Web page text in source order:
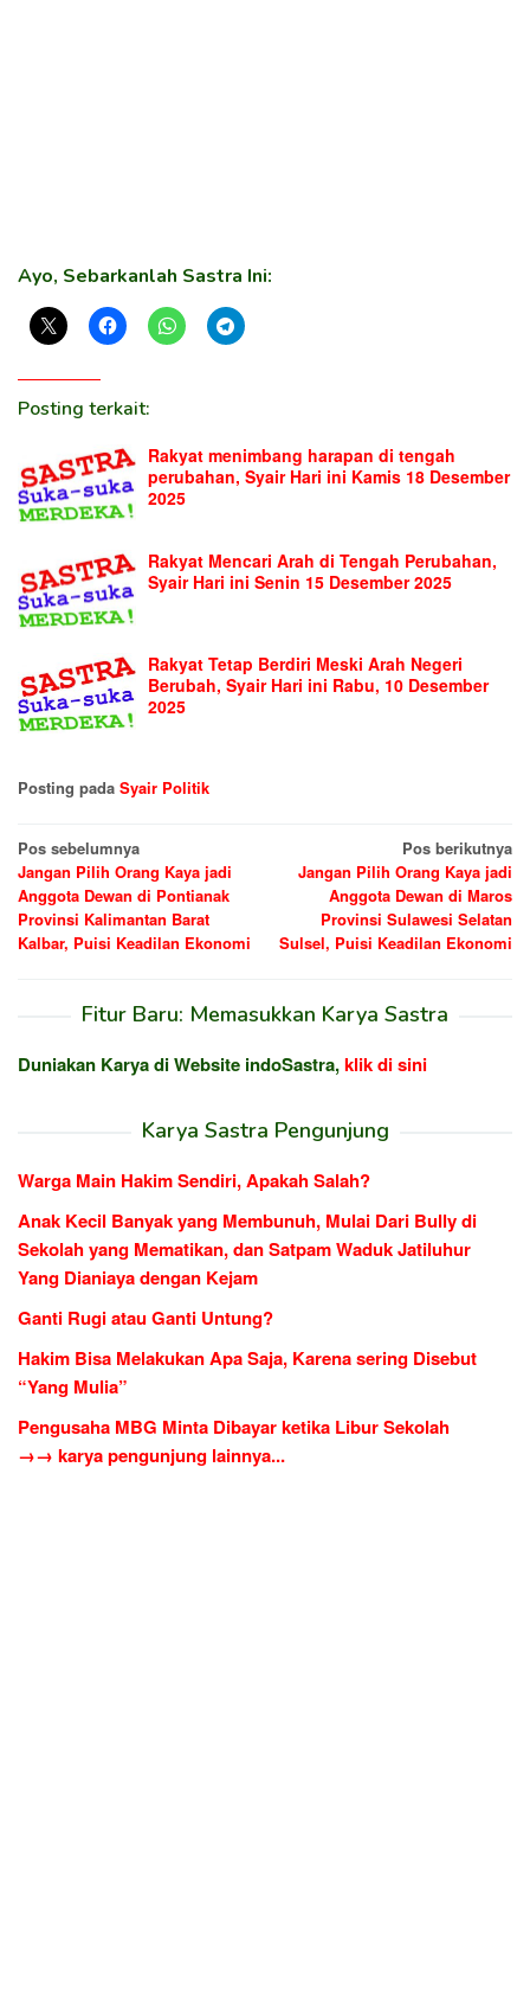
Ayo, Sebarkanlah Sastra Ini:
Posting terkait:
Rakyat menimbang harapan di tengah
perubahan, Syair Hari ini Kamis 18 Desember
2025
Rakyat Mencari Arah di Tengah Perubahan,
Syair Hari ini Senin 15 Desember 2025
Rakyat Tetap Berdiri Meski Arah Negeri
Berubah, Syair Hari ini Rabu, 10 Desember
2025
Posting pada Syair Politik
Navigasi
pos
Pos sebelumnya
Jangan Pilih Orang Kaya jadi
Anggota Dewan di Pontianak
Provinsi Kalimantan Barat
Kalbar, Puisi Keadilan Ekonomi
Pos berikutnya
Jangan Pilih Orang Kaya jadi
Anggota Dewan di Maros
Provinsi Sulawesi Selatan
Sulsel, Puisi Keadilan Ekonomi
Fitur Baru: Memasukkan Karya Sastra
Duniakan Karya di Website indoSastra,klik di sini
Karya Sastra Pengunjung
Warga Main Hakim Sendiri, Apakah Salah?
Anak Kecil Banyak yang Membunuh, Mulai Dari Bully di
Sekolah yang Mematikan, dan Satpam Waduk Jatiluhur
Yang Dianiaya dengan Kejam
Ganti Rugi atau Ganti Untung?
Hakim Bisa Melakukan Apa Saja, Karena sering Disebut
“Yang Mulia”
Pengusaha MBG Minta Dibayar ketika Libur Sekolah
→→ karya pengunjung lainnya...